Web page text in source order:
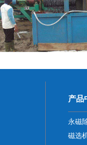
产品
永磁
磁选